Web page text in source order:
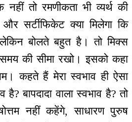
तो रमणीकता भी व्यर्थ की
और सर्टीफिकेट क्या मिलेगा कि
बोलते बहुत है। तो मिक्स
की सीमा रखो। इसको कहा
कहते हैं मेरा स्वभाव ही ऐसा
बापदादा वाला स्वभाव है? तो
नहीं कहेंगे, साधारण पुरुष